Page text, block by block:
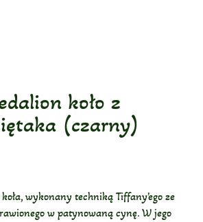
koło z
(czarny)
wykonany techniką Tiffany’ego ze
w patynowaną cynę. W jego